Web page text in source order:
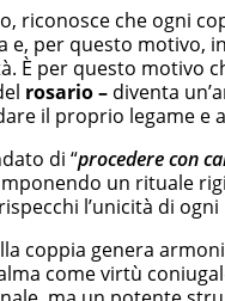
riconosce che ogni
e, per questo motivo,
È per questo motivo
rosario – diventa
il proprio legame e
di “procedere con
un rituale
l’unicità di ogni
coppia genera
come virtù